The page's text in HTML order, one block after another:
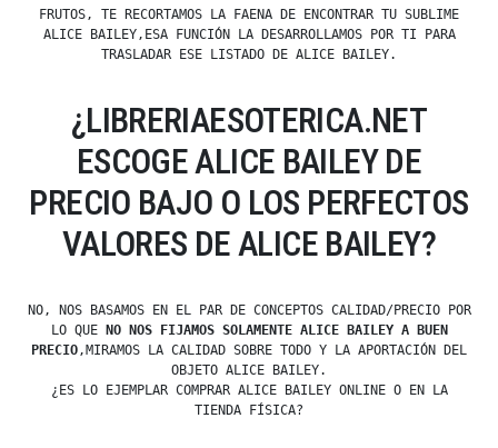
FRUTOS, TE RECORTAMOS LA FAENA DE ENCONTRAR TU SUBLIME
ALICE BAILEY,ESA FUNCIÓN LA DESARROLLAMOS POR TI PARA
TRASLADAR ESE LISTADO DE ALICE BAILEY.
¿LIBRERIAESOTERICA.NET
ESCOGE ALICE BAILEY DE
PRECIO BAJO O LOS PERFECTOS
VALORES DE ALICE BAILEY?
NO, NOS BASAMOS EN EL PAR DE CONCEPTOS CALIDAD/PRECIO POR
LO QUE
NO NOS FIJAMOS SOLAMENTE ALICE BAILEY A BUEN
PRECIO,MIRAMOS LA CALIDAD SOBRE TODO Y LA APORTACIÓN DEL
OBJETO ALICE BAILEY.
¿ES LO EJEMPLAR COMPRAR ALICE BAILEY ONLINE O EN LA
TIENDA FÍSICA?